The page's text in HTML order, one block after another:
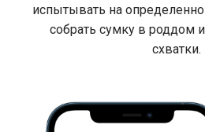
испытывать на
собрать сумку в роддом
схватки.